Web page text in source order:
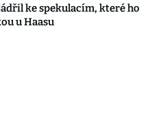
ke spekulacím, které ho
u Haasu